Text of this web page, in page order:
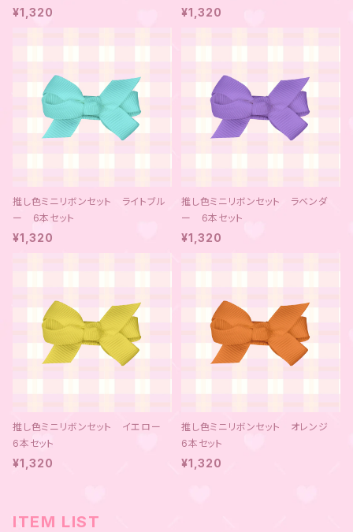
¥1,320 ¥1,320
推し色ミニリボンセット ライトブル
ー 6本セット
¥1,320
推し色ミニリボンセット ラベンダ
ー 6本セット
¥1,320
推し色ミニリボンセット イエロー
6本セット
¥1,320
推し色ミニリボンセット オレンジ
6本セット
¥1,320
ITEM LIST